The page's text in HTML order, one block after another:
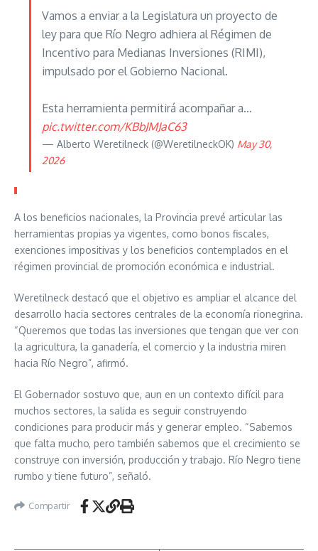
Vamos a enviar a la Legislatura un proyecto de
ley para que Río Negro adhiera al Régimen de
Incentivo para Medianas Inversiones (RIMI),
impulsado por el Gobierno Nacional.
Esta herramienta permitirá acompañar a…
pic.twitter.com/KBbJMJaC63
— Alberto Weretilneck (@WeretilneckOK) May 30,
2026
A los beneficios nacionales, la Provincia prevé articular las
herramientas propias ya vigentes, como bonos fiscales,
exenciones impositivas y los beneficios contemplados en el
régimen provincial de promoción económica e industrial.
Weretilneck destacó que el objetivo es ampliar el alcance del
desarrollo hacia sectores centrales de la economía rionegrina.
“Queremos que todas las inversiones que tengan que ver con
la agricultura, la ganadería, el comercio y la industria miren
hacia Río Negro”, afirmó.
El Gobernador sostuvo que, aun en un contexto difícil para
muchos sectores, la salida es seguir construyendo
condiciones para producir más y generar empleo. “Sabemos
que falta mucho, pero también sabemos que el crecimiento se
construye con inversión, producción y trabajo. Río Negro tiene
rumbo y tiene futuro”, señaló.
Compartir